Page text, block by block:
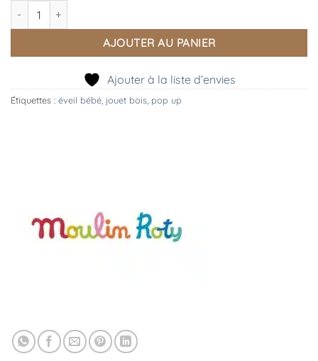
AJOUTER AU PANIER
Ajouter à la liste d’envies
Étiquettes : éveil bébé, jouet bois, pop up